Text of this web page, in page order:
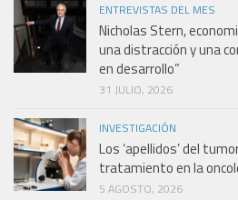
ENTREVISTAS DEL MES
Nicholas Stern,
una distracción y una
en desarrollo”
31 JULIO, 2026
INVESTIGACIÓN
Los ‘apellidos’ del
tratamiento en la
5 AGOSTO, 2026